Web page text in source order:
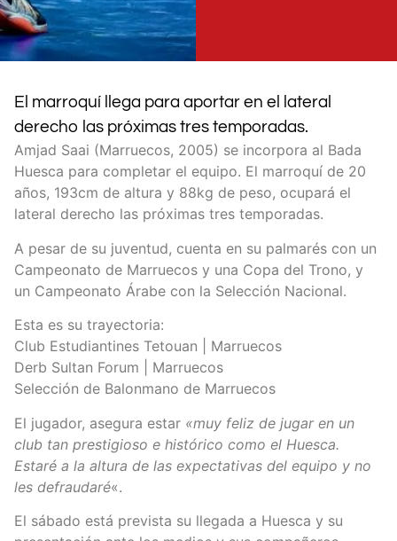
El marroquí llega para aportar en el lateral
derecho las próximas tres temporadas.
Amjad Saai (Marruecos, 2005) se incorpora al Bada
Huesca para completar el equipo. El marroquí de 20
años, 193cm de altura y 88kg de peso, ocupará el
lateral derecho las próximas tres temporadas.
A pesar de su juventud, cuenta en su palmarés con un
Campeonato de Marruecos y una Copa del Trono, y
un Campeonato Árabe con la Selección Nacional.
Esta es su trayectoria:
Club Estudiantines Tetouan | Marruecos
Derb Sultan Forum | Marruecos
Selección de Balonmano de Marruecos
El jugador, asegura estar «muy feliz de jugar en un
club tan prestigioso e histórico como el Huesca.
Estaré a la altura de las expectativas del equipo y no
les defraudaré«.
El sábado está prevista su llegada a Huesca y su